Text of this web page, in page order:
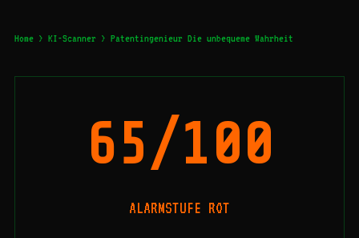
Home > KI-Scanner > Patentingenieur Die unbequeme Wahrheit
65/100
ALARMSTUFE ROT